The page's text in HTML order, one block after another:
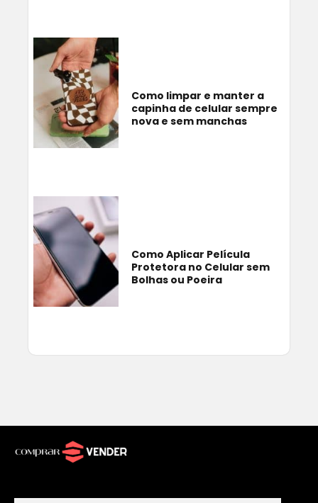
Como limpar e manter a
capinha de celular sempre
nova e sem manchas
Como Aplicar Película
Protetora no Celular sem
Bolhas ou Poeira